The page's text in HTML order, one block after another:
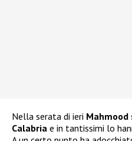
Nella serata di ieri Mahmood
Calabria e in tantissimi lo